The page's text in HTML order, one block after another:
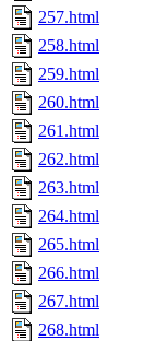
257.html
258.html
259.html
260.html
261.html
262.html
263.html
264.html
265.html
266.html
267.html
268.html